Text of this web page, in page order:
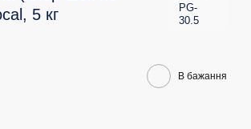
5 кг
PG-
30.5
В бажання